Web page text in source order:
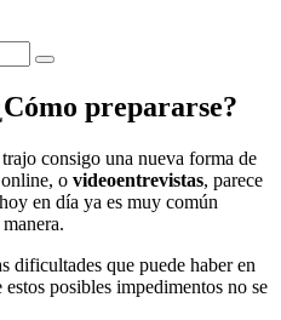
prepararse?
consigo una nueva forma de
o videoentrevistas, parece
en día ya es muy común
dificultades que puede haber en
posibles impedimentos no se